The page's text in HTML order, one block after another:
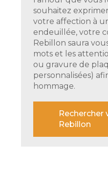
souhaitez
votre affection à
endeuillée, votre
Rebillon saura
mots et les
ou gravure de
personnalisées)
hommage.
Rechercher
Rebillon